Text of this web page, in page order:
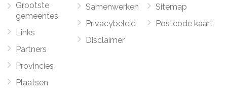
Grootste
gemeentes
Links
Partners
Provincies
Plaatsen
Samenwerken
Privacybeleid
Disclaimer
Sitemap
Postcode kaart